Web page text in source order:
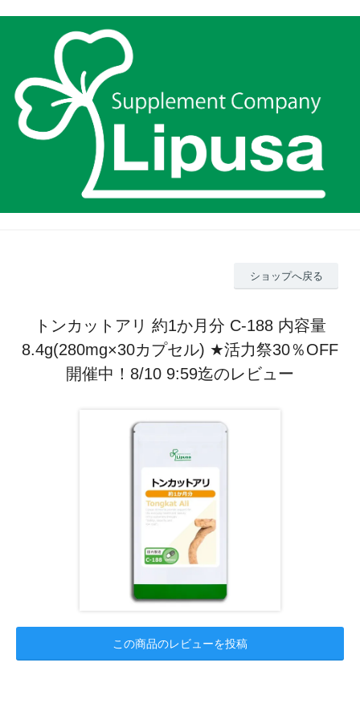
ショップへ戻る
トンカットアリ 約1か月分 C-188 内容量
8.4g(280mg×30カプセル) ★活力祭30％OFF
開催中！8/10 9:59迄のレビュー
この商品のレビューを投稿